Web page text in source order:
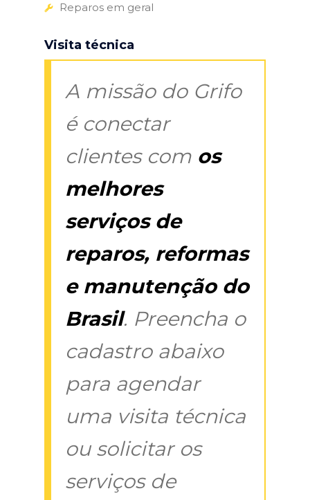
Reparos em geral
Visita técnica
A missão do Grifo
é conectar
clientes com os
melhores
serviços de
reparos, reformas
e manutenção do
Brasil. Preencha o
cadastro abaixo
para agendar
uma visita técnica
ou solicitar os
serviços de